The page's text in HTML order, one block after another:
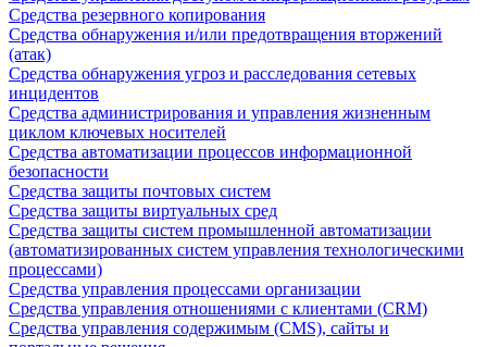
Средства резервного копирования
Средства обнаружения и/или предотвращения вторжений
(атак)
Средства обнаружения угроз и расследования сетевых
инцидентов
Средства администрирования и управления жизненным
циклом ключевых носителей
Средства автоматизации процессов информационной
безопасности
Средства защиты почтовых систем
Средства защиты виртуальных сред
Средства защиты систем промышленной автоматизации
(автоматизированных систем управления технологическими
процессами)
Средства управления процессами организации
Средства управления отношениями с клиентами (CRM)
Средства управления содержимым (CMS), сайты и